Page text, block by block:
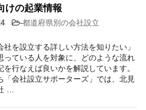
けの起業情報
-都道府県別の会社設立
社を設立する詳しい方法を知りたい」
っている人を対象に、どのような流れ
を行なえば良いかを解説しています。
「会社設立サポーターズ」では、北見
…